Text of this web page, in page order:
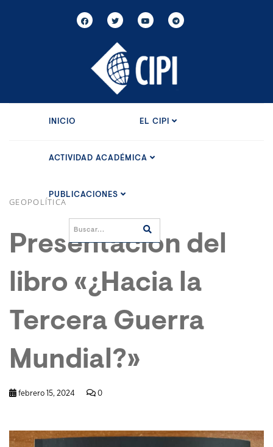
INICIO EL CIPI
ACTIVIDAD ACADÉMICA
PUBLICACIONES
GEOPOLÍTICA
Presentación del
libro «¿Hacia la
Tercera Guerra
Mundial?»
febrero 15, 2024 0